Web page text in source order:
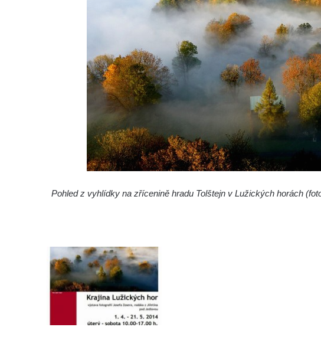
Pohled z vyhlídky na zřícenině hradu Tolštejn v Lužických horách